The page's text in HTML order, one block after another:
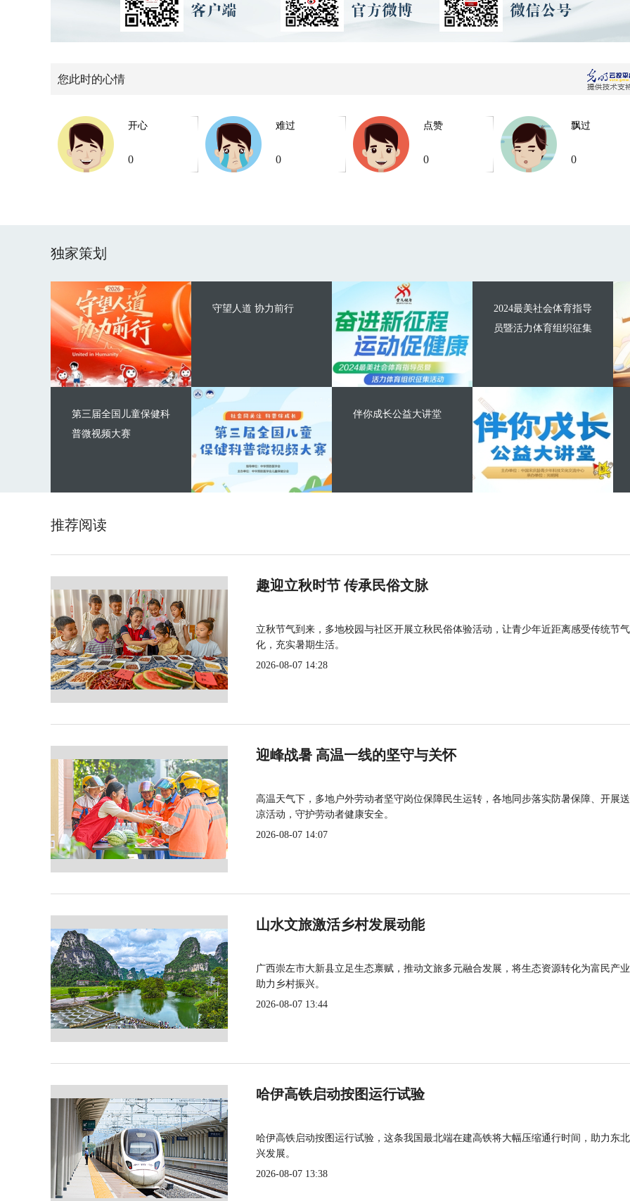
您此时的心情
开心
0
难过
0
点赞
0
飘过
0
独家策划
守望人道 协力前行
第三届全国儿童保健科
普微视频大赛
2024最美社会体育指导
员暨活力体育组织征集
伴你成长公益大讲堂
推荐阅读
趣迎立秋时节 传承民俗文脉
立秋节气到来，多地校园与社区开展立秋民俗体验活动，让青少年近距离感受传统节
化，充实暑期生活。
2026-08-07 14:28
迎峰战暑 高温一线的坚守与关怀
高温天气下，多地户外劳动者坚守岗位保障民生运转，各地同步落实防暑保障、开展
凉活动，守护劳动者健康安全。
2026-08-07 14:07
山水文旅激活乡村发展动能
广西崇左市大新县立足生态禀赋，推动文旅多元融合发展，将生态资源转化为富民产
助力乡村振兴。
2026-08-07 13:44
哈伊高铁启动按图运行试验
哈伊高铁启动按图运行试验，这条我国最北端在建高铁将大幅压缩通行时间，助力东
兴发展。
2026-08-07 13:38